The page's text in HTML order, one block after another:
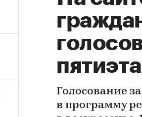
Голосование
в программу